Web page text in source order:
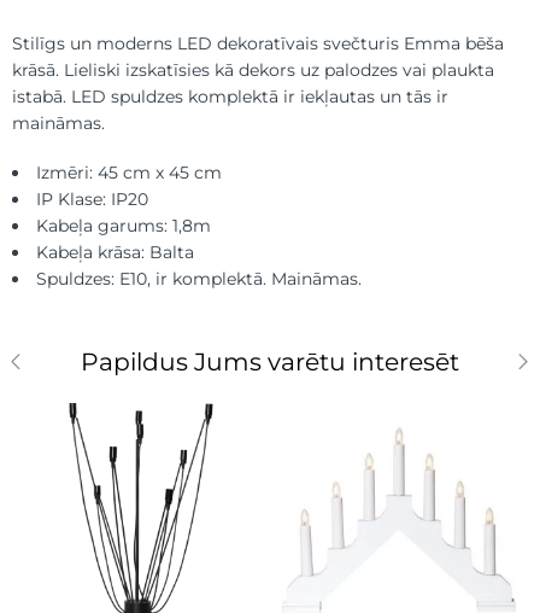
Stilīgs un moderns LED dekoratīvais svečturis Emma bēša
krāsā. Lieliski izskatīsies kā dekors uz palodzes vai plaukta
istabā. LED spuldzes komplektā ir iekļautas un tās ir
maināmas.
Izmēri: 45 cm x 45 cm
IP Klase: IP20
Kabeļa garums: 1,8m
Kabeļa krāsa: Balta
Spuldzes: E10, ir komplektā. Maināmas.
Papildus Jums varētu interesēt